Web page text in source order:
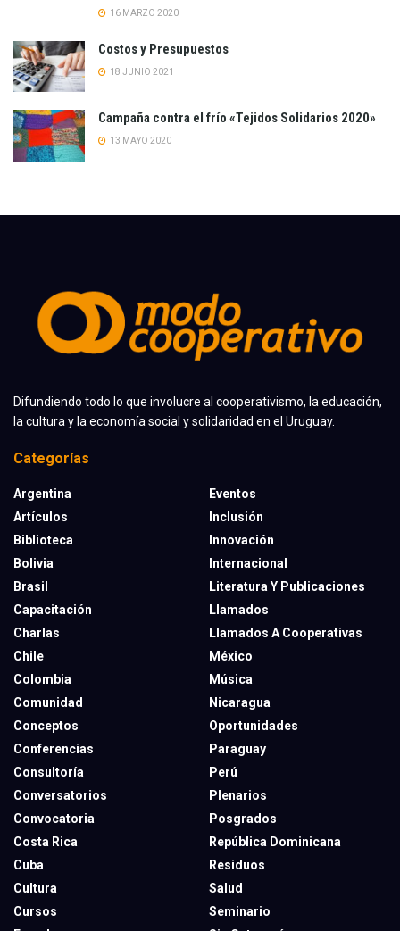
16 MARZO 2020
Costos y Presupuestos
18 JUNIO 2021
Campaña contra el frío «Tejidos Solidarios 2020»
13 MAYO 2020
Difundiendo todo lo que involucre al cooperativismo, la educación,
la cultura y la economía social y solidaridad en el Uruguay.
Categorías
Argentina
Artículos
Biblioteca
Bolivia
Brasil
Capacitación
Charlas
Chile
Colombia
Comunidad
Conceptos
Conferencias
Consultoría
Conversatorios
Convocatoria
Costa Rica
Cuba
Cultura
Cursos
Eventos
Inclusión
Innovación
Internacional
Literatura Y Publicaciones
Llamados
Llamados A Cooperativas
México
Música
Nicaragua
Oportunidades
Paraguay
Perú
Plenarios
Posgrados
República Dominicana
Residuos
Salud
Seminario